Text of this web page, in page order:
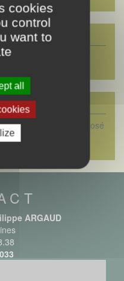
surface de 810 m².
ce bien est exposé
:
ARGAUD
cookies
control
want to
all